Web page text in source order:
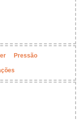
Pressão